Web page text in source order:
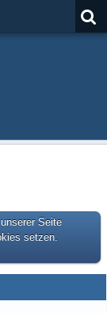
Seite
setzen.